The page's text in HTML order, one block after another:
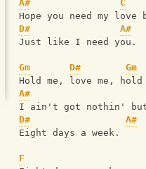
A#
C
Hope you need my love
D#
A#
Just like I need you.
Gm D# Gm
Hold me, love
A#
I ain't got nothin' but
D#
A#
Eight days a week.
F